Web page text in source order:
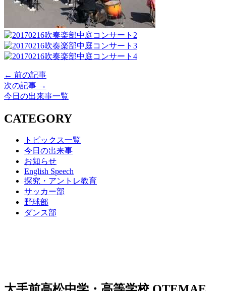
← 前の記事
次の記事 →
今日の出来事一覧
CATEGORY
トピックス一覧
今日の出来事
お知らせ
English Speech
探究・アントレ教育
サッカー部
野球部
ダンス部